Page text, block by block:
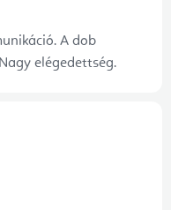
A dob
elégedettség.